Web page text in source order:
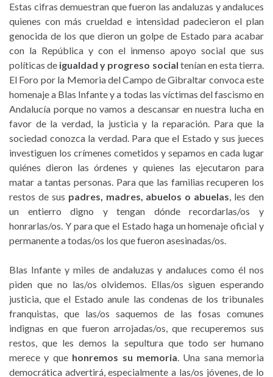
Estas cifras demuestran que fueron las andaluzas y andaluces
quienes con más crueldad e intensidad padecieron el plan
genocida de los que dieron un golpe de Estado para acabar
con la República y con el inmenso apoyo social que sus
políticas de igualdad y progreso social tenían en esta tierra.
El Foro por la Memoria del Campo de Gibraltar convoca este
homenaje a Blas Infante y a todas las víctimas del fascismo en
Andalucía porque no vamos a descansar en nuestra lucha en
favor de la verdad, la justicia y la reparación. Para que la
sociedad conozca la verdad. Para que el Estado y sus jueces
investiguen los crímenes cometidos y sepamos en cada lugar
quiénes dieron las órdenes y quienes las ejecutaron para
matar a tantas personas. Para que las familias recuperen los
restos de sus padres, madres, abuelos o abuelas, les den
un entierro digno y tengan dónde recordarlas/os y
honrarlas/os. Y para que el Estado haga un homenaje oficial y
permanente a todas/os los que fueron asesinadas/os.
Blas Infante y miles de andaluzas y andaluces como él nos
piden que no las/os olvidemos. Ellas/os siguen esperando
justicia, que el Estado anule las condenas de los tribunales
franquistas, que las/os saquemos de las fosas comunes
indignas en que fueron arrojadas/os, que recuperemos sus
restos, que les demos la sepultura que todo ser humano
merece y que honremos su memoria. Una sana memoria
democrática advertirá, especialmente a las/os jóvenes, de lo